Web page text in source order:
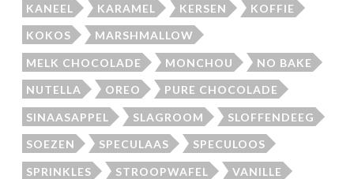
KANEEL KARAMEL KERSEN KOFFIE
KOKOS MARSHMALLOW
MELK CHOCOLADE MONCHOU NO BAKE
NUTELLA OREO PURE CHOCOLADE
SINAASAPPEL SLAGROOM SLOFFENDEEG
SOEZEN SPECULAAS SPECULOOS
SPRINKLES STROOPWAFEL VANILLE